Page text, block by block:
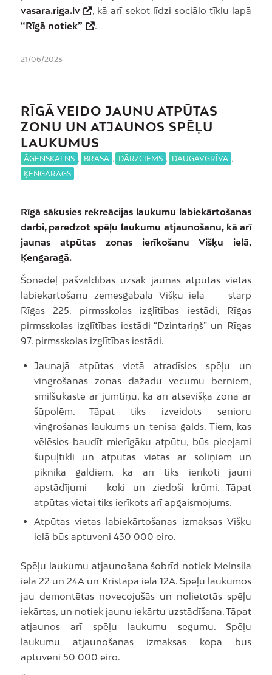
vasara.riga.lv
, kā arī sekot līdzi sociālo tīklu lapā
“Rīgā notiek”
.
21/06/2023
RĪGĀ VEIDO JAUNU ATPŪTAS
ZONU UN ATJAUNOS SPĒĻU
LAUKUMUS
ĀGENSKALNS , BRASA , DĀRZCIEMS , DAUGAVGRĪVA ,
ĶENGARAGS
Rīgā sākusies rekreācijas laukumu labiekārtošanas
darbi, paredzot spēļu laukumu atjaunošanu, kā arī
jaunas atpūtas zonas ierīkošanu Višķu ielā,
Ķengaragā.
Šonedēļ pašvaldības uzsāk jaunas atpūtas vietas
labiekārtošanu zemesgabalā Višķu ielā – starp
Rīgas 225. pirmsskolas izglītības iestādi, Rīgas
pirmsskolas izglītības iestādi “Dzintariņš” un Rīgas
97. pirmsskolas izglītības iestādi.
Jaunajā atpūtas vietā atradīsies spēļu un
vingrošanas zonas dažādu vecumu bērniem,
smilšukaste ar jumtiņu, kā arī atsevišķa zona ar
šūpolēm. Tāpat tiks izveidots senioru
vingrošanas laukums un tenisa galds. Tiem, kas
vēlēsies baudīt mierīgāku atpūtu, būs pieejami
šūpuļtīkli un atpūtas vietas ar soliņiem un
piknika galdiem, kā arī tiks ierīkoti jauni
apstādījumi – koki un ziedoši krūmi. Tāpat
atpūtas vietai tiks ierīkots arī apgaismojums.
Atpūtas vietas labiekārtošanas izmaksas Višķu
ielā būs aptuveni 430 000 eiro.
Spēļu laukumu atjaunošana šobrīd notiek Melnsila
ielā 22 un 24A un Kristapa ielā 12A. Spēļu laukumos
jau demontētas novecojušās un nolietotās spēļu
iekārtas, un notiek jaunu iekārtu uzstādīšana. Tāpat
atjaunos arī spēļu laukumu segumu. Spēļu
laukumu atjaunošanas izmaksas kopā būs
aptuveni 50 000 eiro.